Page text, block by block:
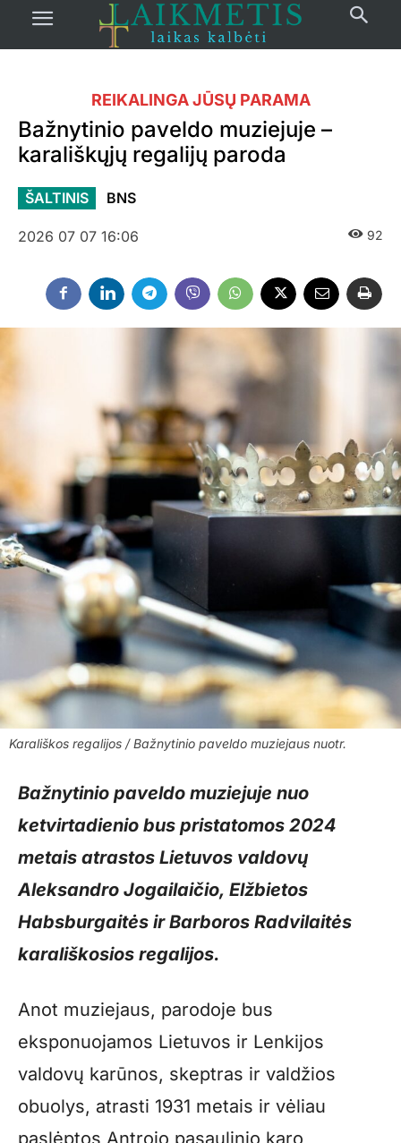
REIKALINGA JŪSŲ PARAMA
Bažnytinio paveldo muziejuje –
karališkųjų regalijų paroda
ŠALTINIS BNS
2026 07 07 16:06 92
Karališkos regalijos / Bažnytinio paveldo muziejaus nuotr.
Bažnytinio paveldo muziejuje nuo
ketvirtadienio bus pristatomos 2024
metais atrastos Lietuvos valdovų
Aleksandro Jogailaičio, Elžbietos
Habsburgaitės ir Barboros Radvilaitės
karališkosios regalijos.
Anot muziejaus, parodoje bus
eksponuojamos Lietuvos ir Lenkijos
valdovų karūnos, skeptras ir valdžios
obuolys, atrasti 1931 metais ir vėliau
paslėptos Antrojo pasaulinio karo